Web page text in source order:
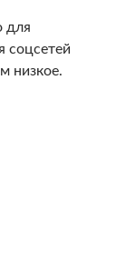
для
соцсетей
низкое.